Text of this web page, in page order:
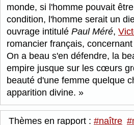
monde, si l'homme pouvait
condition, l'homme serait un
ouvrage intitulé Paul Méré,
romancier français,
On a beau s'en défendre, la
empire jusque sur les cœurs
beauté d'une femme quelque
apparition divine.
Thèmes en rapport : #naître